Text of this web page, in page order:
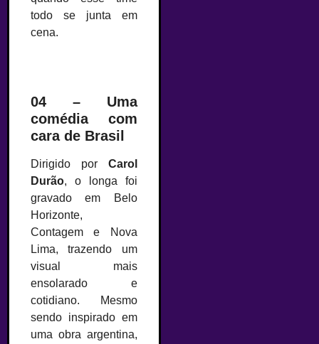
todo se junta em
cena.
04 – Uma
comédia com
cara de Brasil
Dirigido por Carol
Durão, o longa foi
gravado em Belo
Horizonte,
Contagem e Nova
Lima, trazendo um
visual mais
ensolarado e
cotidiano. Mesmo
sendo inspirado em
uma obra argentina,